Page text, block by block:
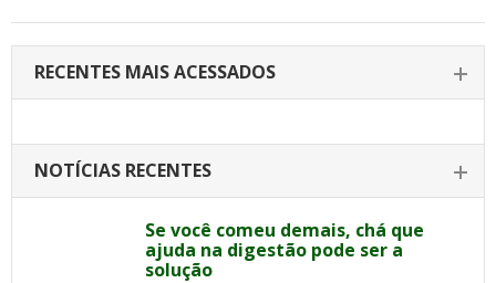
RECENTES MAIS ACESSADOS
NOTÍCIAS RECENTES
Se você comeu demais, chá que
ajuda na digestão pode ser a
solução